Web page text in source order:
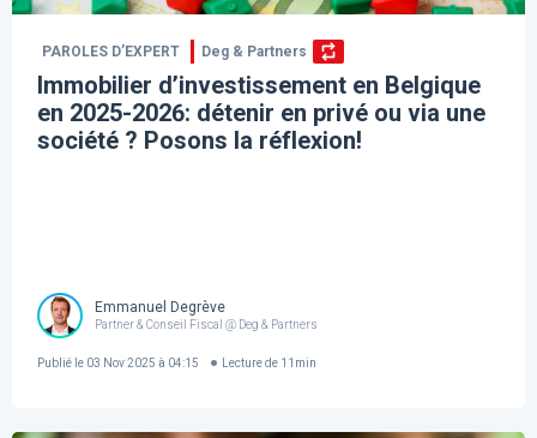
PAROLES D’EXPERT Deg & Partners
Immobilier d’investissement en Belgique
en 2025-2026: détenir en privé ou via une
société ? Posons la réflexion!
Emmanuel Degrève
Partner & Conseil Fiscal @ Deg & Partners
Publié le 03 Nov 2025 à 04:15 Lecture de 11 min